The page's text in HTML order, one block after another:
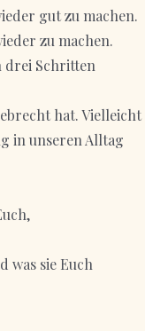
gut zu machen.
zu machen.
drei Schritten
hat. Vielleicht
in unseren Alltag
was sie Euch